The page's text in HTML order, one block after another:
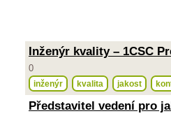
Inženýr kvality – 1CSC
0
inženýr kvalita jakost
Představitel vedení pro